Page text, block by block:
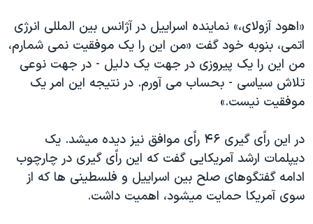
«اهود آزولای،» نماينده اسراييل در آژانس بين المللی انرژی
اتمی، بنوبه خود گفت «من اين را يک موفقيت نمی شمارم،
من اين را يک پيروزی در جهت يک دليل - در جهت نوعی
تلاش سياسی - بحساب می آورم. در نتيجه اين امر يک
موفقيت نيست.»
در اين راًی گيری ۴۶ راًی موافق نيز ديده ميشد. يک
ديپلمات ارشد آمريکايی گفت که اين راًی گيری در چارچوب
ادامه گفتگوهای صلح بين اسراييل و فلسطينی ها که از
سوی آمريکا حمايت ميشود، اهميت داشت.